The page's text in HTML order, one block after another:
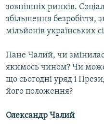
зовнішніх ринків.
збільшення безробіття,
мільйонів українських
Пане Чалий, чи
якимось чином? Чи
що сьогодні уряд і
його положення?
Олександр Чалий